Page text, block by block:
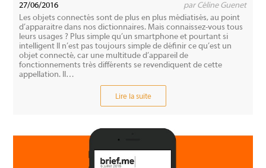
27/06/2016
par Céline Guenet
Les objets connectés sont de plus en plus médiatisés, au point
d’apparaitre dans nos dictionnaires. Mais connaissez-vous tous
leurs usages ? Plus simple qu’un smartphone et pourtant si
intelligent Il n’est pas toujours simple de définir ce qu’est un
objet connecté, car une multitude d’appareil de
fonctionnements très différents se revendiquent de cette
appellation. Il…
Lire la suite